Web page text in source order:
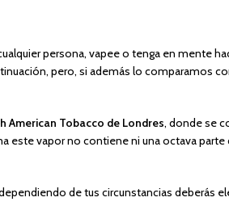
persona, vapee o tenga en mente
pero, si además lo comparamos
American Tobacco de Londres, donde se
este vapor no contiene ni una octava parte
de tus circunstancias deberás